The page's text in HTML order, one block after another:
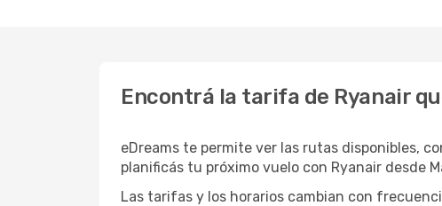
Encontrá la tarifa de Ryanair
eDreams te permite ver las rutas disponibles,
planificás tu próximo vuelo con Ryanair desde
Las tarifas y los horarios cambian con